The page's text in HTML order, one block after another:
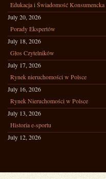
Edukacja i Świadomość Konsumencka
July 20, 2026
Porady Ekspertów
July 18, 2026
Głos Czytelników
July 17, 2026
Rynek nieruchomości w Polsce
July 16, 2026
Rynek Nieruchomości w Polsce
July 13, 2026
Historia e-sportu
July 12, 2026